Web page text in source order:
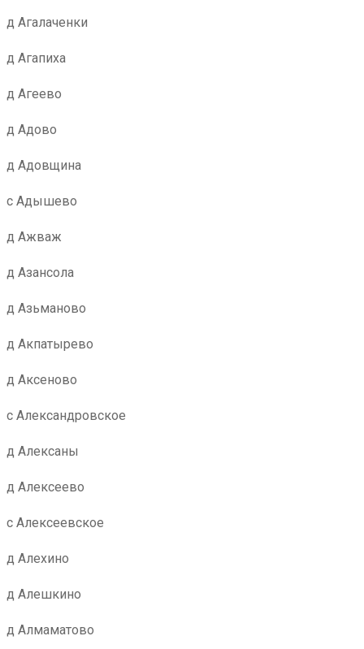
д Агалаченки
д Агапиха
д Агеево
д Адово
д Адовщина
с Адышево
д Ажваж
д Азансола
д Азьманово
д Акпатырево
д Аксеново
с Александровское
д Алексаны
д Алексеево
с Алексеевское
д Алехино
д Алешкино
д Алмаматово